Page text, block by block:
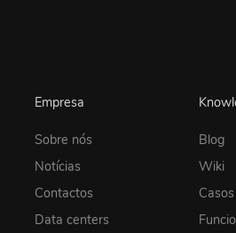
Empresa
Sobre nós
Notícias
Contactos
Data centers
Blog
Wiki